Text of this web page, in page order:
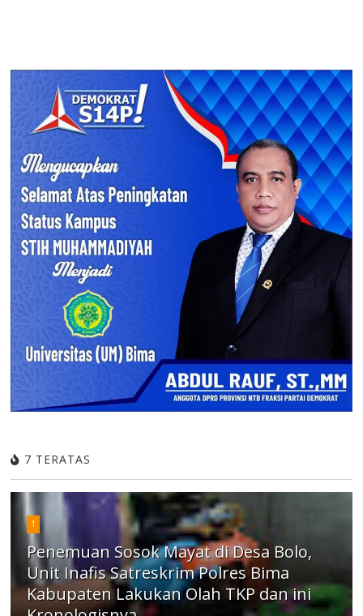
7 TERATAS
1
Penemuan Sosok Mayat di Desa Bolo,
Unit Inafis Satreskrim Polres Bima
Kabupaten Lakukan Olah TKP dan ini